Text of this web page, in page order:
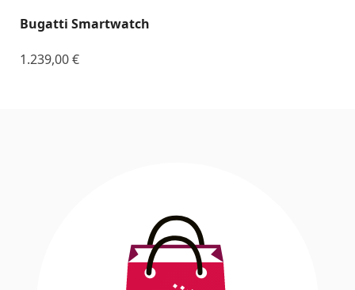
Bugatti Smartwatch
1.239,00€